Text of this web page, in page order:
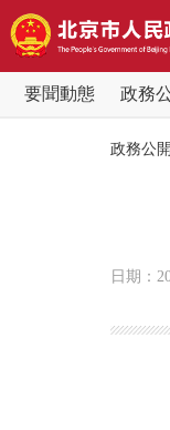
要聞動態 政務
政務公開
日期：